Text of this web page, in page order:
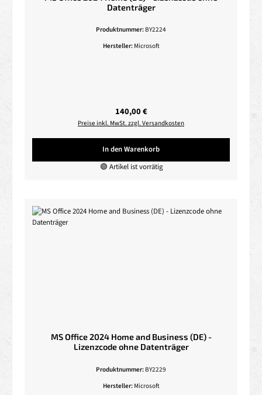
Datenträger
Produktnummer: BY2224
Hersteller: Microsoft
Regulärer Preis:
140,00 €
Preise inkl. MwSt. zzgl. Versandkosten
In den Warenkorb
🟢 Artikel ist vorrätig
MS Office 2024 Home and Business (DE) -
Lizenzcode ohne Datenträger
Produktnummer: BY2229
Hersteller: Microsoft